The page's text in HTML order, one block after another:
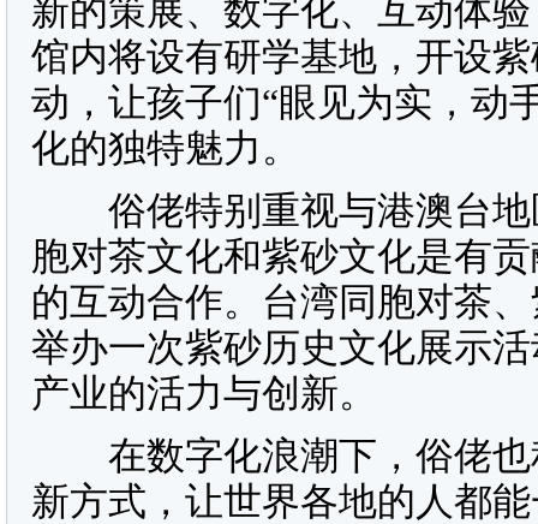
新的策展、数字化、互动体
馆内将设有研学基地，开设
动，让孩子们“眼见为实，动
化的独特魅力。
俗佬特别重视与港澳台地
胞对茶文化和紫砂文化是有
的互动合作。台湾同胞对茶
举办一次紫砂历史文化展示
产业的活力与创新。
在数字化浪潮下，俗佬也
新方式，让世界各地的人都